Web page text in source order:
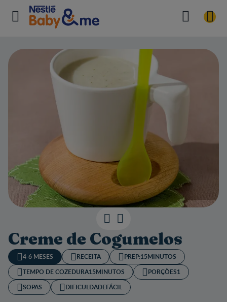
Creme de Cogumelos
4-6 MESES RECEITA PREP:15MINUTOS
TEMPO DE COZEDURA​15MINUTOS PORÇÕES1
SOPAS
DIFICULDADEFÁCIL